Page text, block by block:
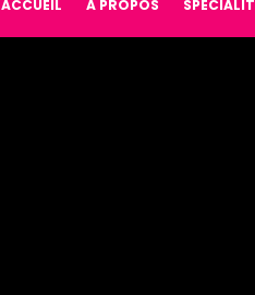
ACCUEIL A PROPOS